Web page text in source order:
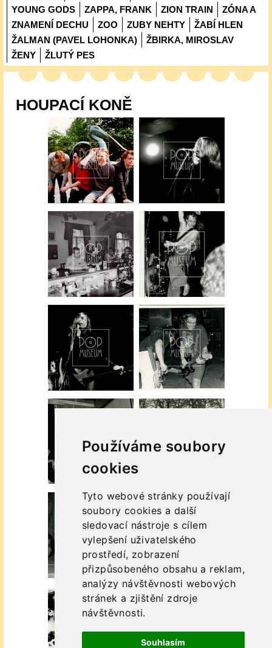
Používáme soubory
cookies
Tyto webové stránky používají
soubory cookies a další
sledovací nástroje s cílem
vylepšení uživatelského
prostředí, zobrazení
přizpůsobeného obsahu a reklam,
analýzy návštěvnosti webových
stránek a zjištění zdroje
návštěvnosti.
Souhlasím
YOUNG GODS
ZAPPA, FRANK ZION TRAIN
ZÓNA A
ZNAMENÍ DECHU
ZOO ZUBY NEHTY
ŽABÍ HLEN
ŽALMAN (PAVEL LOHONKA)
ŽBIRKA, MIROSLAV
ŽENY
ŽLUTÝ PES
HOUPACÍ KONĚ